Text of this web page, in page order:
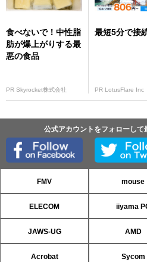
食べないで！中性脂
肪が爆上がりする最
悪の食品
PR Skyrocket株式会社
最短5分で接
PR LotusFlare Inc
公式アカウントをフォローして
FMV mouse
ELECOM iiyama
JAWS-UG AMD
Acrobat Sycom